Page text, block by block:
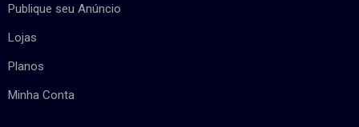
Publique seu Anúncio
Lojas
Planos
Minha Conta